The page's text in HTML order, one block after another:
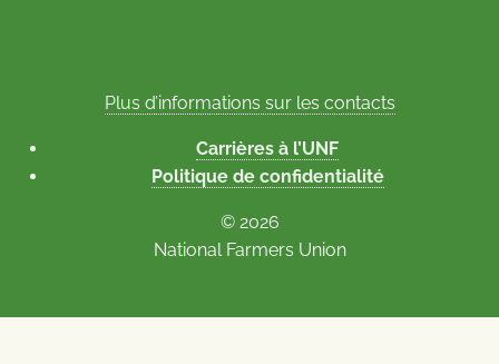
Plus d’informations sur les contacts
Carrières à l’UNF
Politique de confidentialité
© 2026
National Farmers Union